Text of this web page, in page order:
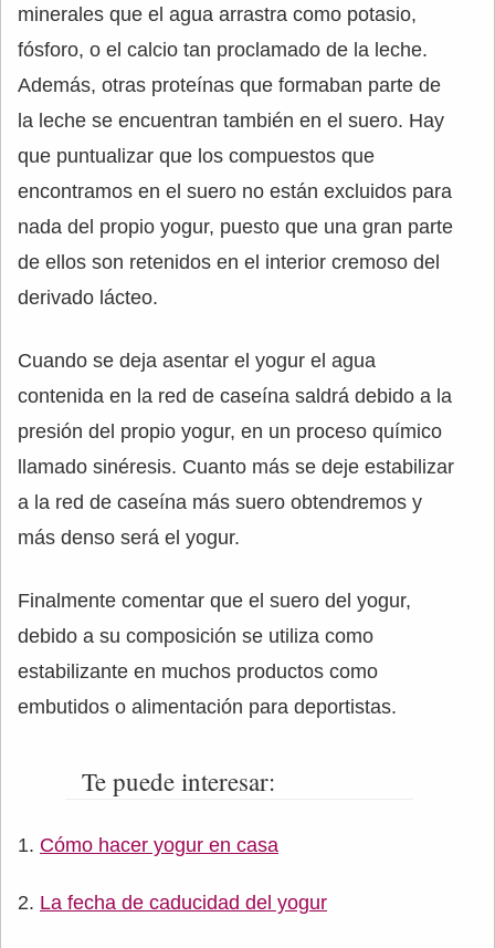
minerales que el agua arrastra como potasio,
fósforo, o el calcio tan proclamado de la leche.
Además, otras proteínas que formaban parte de
la leche se encuentran también en el suero. Hay
que puntualizar que los compuestos que
encontramos en el suero no están excluidos para
nada del propio yogur, puesto que una gran parte
de ellos son retenidos en el interior cremoso del
derivado lácteo.
Cuando se deja asentar el yogur el agua
contenida en la red de caseína saldrá debido a la
presión del propio yogur, en un proceso químico
llamado sinéresis. Cuanto más se deje estabilizar
a la red de caseína más suero obtendremos y
más denso será el yogur.
Finalmente comentar que el suero del yogur,
debido a su composición se utiliza como
estabilizante en muchos productos como
embutidos o alimentación para deportistas.
Te puede interesar:
Cómo hacer yogur en casa
La fecha de caducidad del yogur